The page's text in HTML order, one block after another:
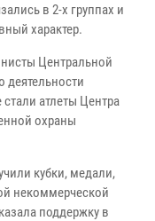
в 2-х группах и
характер.
Центральной
атлеты Центра
охраны
кубки, медали,
некоммерческой
поддержку в